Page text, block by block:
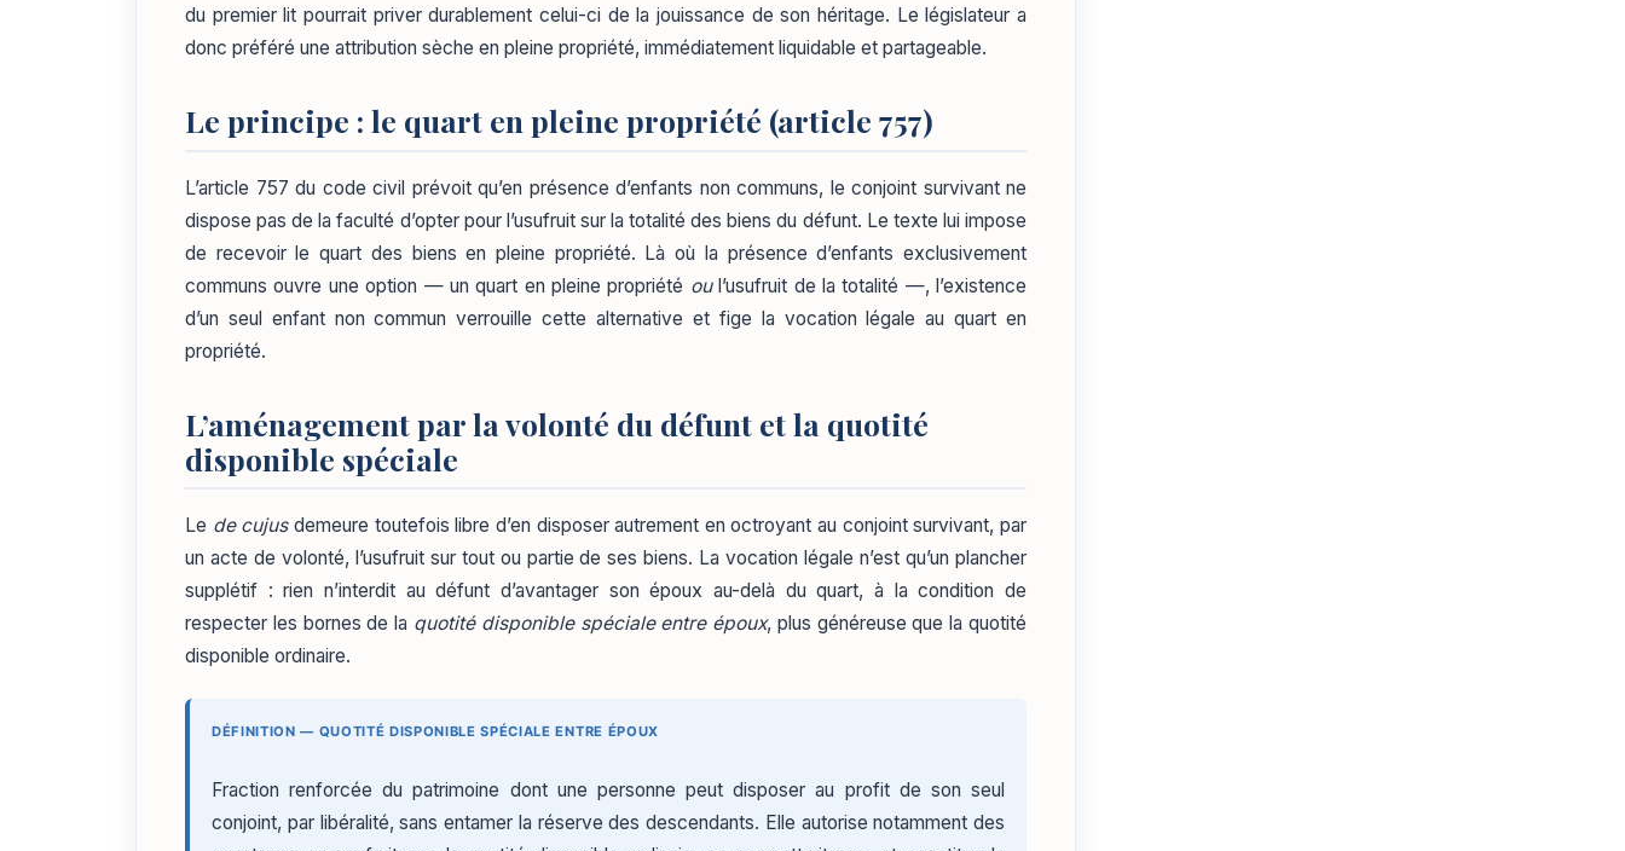
du premier lit pourrait priver durablement celui-ci de la jouissance de son héritage. Le législateur a
donc préféré une attribution sèche en pleine propriété, immédiatement liquidable et partageable.
Le principe : le quart en pleine propriété (article 757)
L’article 757 du code civil prévoit qu’en présence d’enfants non communs, le conjoint survivant ne
dispose pas de la faculté d’opter pour l’usufruit sur la totalité des biens du défunt. Le texte lui impose
de recevoir le quart des biens en pleine propriété. Là où la présence d’enfants exclusivement
communs ouvre une option — un quart en pleine propriété oul’usufruit de la totalité —, l’existence
d’un seul enfant non commun verrouille cette alternative et fige la vocation légale au quart en
propriété.
L’aménagement par la volonté du défunt et la quotité
disponible spéciale
Le de cujusdemeure toutefois libre d’en disposer autrement en octroyant au conjoint survivant, par
un acte de volonté, l’usufruit sur tout ou partie de ses biens. La vocation légale n’est qu’un plancher
supplétif : rien n’interdit au défunt d’avantager son époux au-delà du quart, à la condition de
respecter les bornes de la quotité disponible spéciale entre époux, plus généreuse que la quotité
disponible ordinaire.
DÉFINITION — QUOTITÉ DISPONIBLE SPÉCIALE ENTRE ÉPOUX
Fraction renforcée du patrimoine dont une personne peut disposer au profit de son seul
conjoint, par libéralité, sans entamer la réserve des descendants. Elle autorise notamment des